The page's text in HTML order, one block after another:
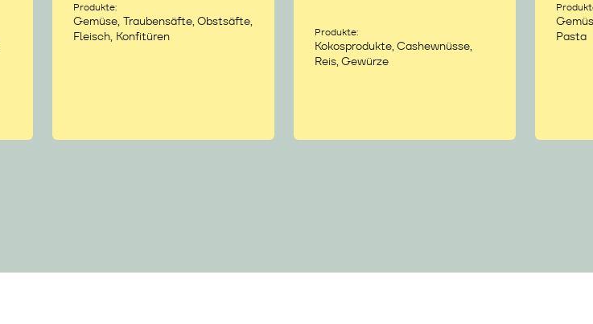
Produkte:
Gemüse, Traubensäfte, Obstsäfte,
Fleisch, Konfitüren
Produkte:
Kokosprodukte, Cashewnüsse,
Reis, Gewürze
Pasta